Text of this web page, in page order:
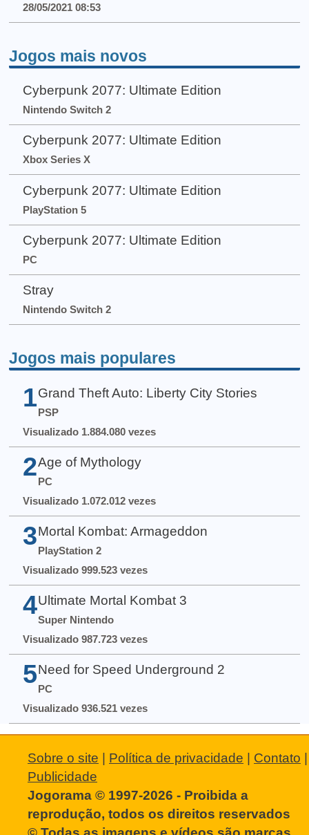
28/05/2021 08:53
Jogos mais novos
Cyberpunk 2077: Ultimate Edition
Nintendo Switch 2
Cyberpunk 2077: Ultimate Edition
Xbox Series X
Cyberpunk 2077: Ultimate Edition
PlayStation 5
Cyberpunk 2077: Ultimate Edition
PC
Stray
Nintendo Switch 2
Jogos mais populares
1 Grand Theft Auto: Liberty City Stories
PSP
Visualizado 1.884.080 vezes
2 Age of Mythology
PC
Visualizado 1.072.012 vezes
3 Mortal Kombat: Armageddon
PlayStation 2
Visualizado 999.523 vezes
4 Ultimate Mortal Kombat 3
Super Nintendo
Visualizado 987.723 vezes
5 Need for Speed Underground 2
PC
Visualizado 936.521 vezes
Sobre o site Política de privacidade Contato
Publicidade
Jogorama © 1997-2026 - Proibida a
reprodução, todos os direitos reservados